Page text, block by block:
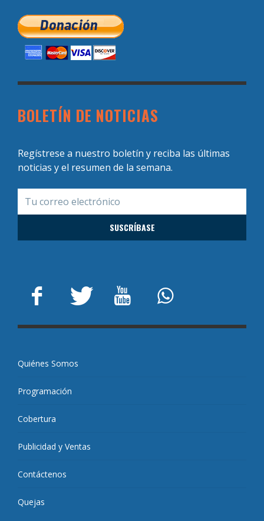
BOLETÍN DE NOTICIAS
Regístrese a nuestro boletín y reciba las últimas
noticias y el resumen de la semana.
Quiénes Somos
Programación
Cobertura
Publicidad y Ventas
Contáctenos
Quejas